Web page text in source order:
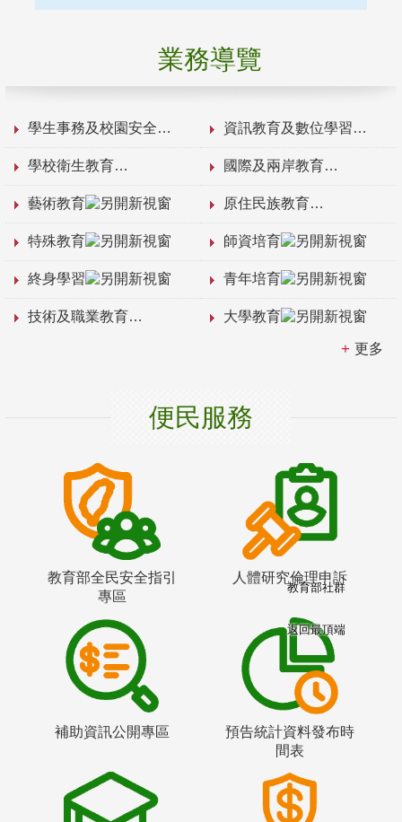
業務導覽
學生事務及校園安全 資訊教育及數位學習
學校衛生教育 國際及兩岸教育
藝術教育 原住民族教育
特殊教育 師資培育
終身學習 青年培育
技術及職業教育 大學教育
更多
便民服務
教育部全民安全指引
專區
人體研究倫理申訴
補助資訊公開專區
預告統計資料發布時
間表
教育部社群
返回最頂端